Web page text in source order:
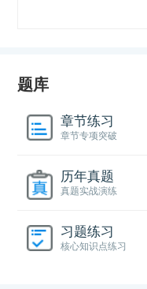
题库
章节练习
章节专项突破
历年真题
真题实战演练
习题练习
核心知识点练习